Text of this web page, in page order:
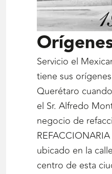
Servicio el
tiene sus
Querétaro
el Sr. Alfredo
negocio de
ubicado en la
centro de esta